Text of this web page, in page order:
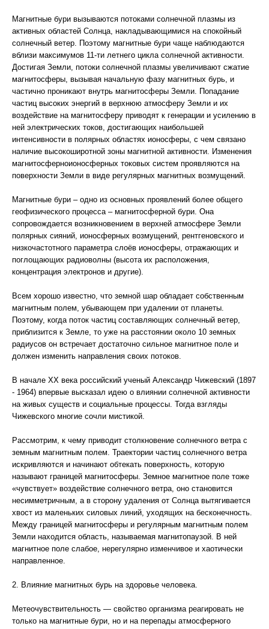
Магнитные бури вызываются потоками солнечной плазмы из
активных областей Солнца, накладывающимися на спокойный
солнечный ветер. Поэтому магнитные бури чаще наблюдаются
вблизи максимумов 11-ти летнего цикла солнечной активности.
Достигая Земли, потоки солнечной плазмы увеличивают сжатие
магнитосферы, вызывая начальную фазу магнитных бурь, и
частично проникают внутрь магнитосферы Земли. Попадание
частиц высоких энергий в верхнюю атмосферу Земли и их
воздействие на магнитосферу приводят к генерации и усилению в
ней электрических токов, достигающих наибольшей
интенсивности в полярных областях ионосферы, с чем связано
наличие высокоширотной зоны магнитной активности. Изменения
магнитосферноионосферных токовых систем проявляются на
поверхности Земли в виде регулярных магнитных возмущений.
Магнитные бури – одно из основных проявлений более общего
геофизического процесса – магнитосферной бури. Она
сопровождается возникновением в верхней атмосфере Земли
полярных сияний, ионосферных возмущений, рентгеновского и
низкочастотного параметра слоёв ионосферы, отражающих и
поглощающих радиоволны (высота их расположения,
концентрация электронов и другие).
Всем хорошо известно, что земной шар обладает собственным
магнитным полем, убывающем при удалении от планеты.
Поэтому, когда поток частиц составляющих солнечный ветер,
приблизится к Земле, то уже на расстоянии около 10 земных
радиусов он встречает достаточно сильное магнитное поле и
должен изменить направления своих потоков.
В начале XX века российский ученый Александр Чижевский (1897
- 1964) впервые высказал идею о влиянии солнечной активности
на живых существ и социальные процессы. Тогда взгляды
Чижевского многие сочли мистикой.
Рассмотрим, к чему приводит столкновение солнечного ветра с
земным магнитным полем. Траектории частиц солнечного ветра
искривляются и начинают обтекать поверхность, которую
называют границей магнитосферы. Земное магнитное поле тоже
«чувствует» воздействие солнечного ветра, оно становится
несимметричным, а в сторону удаления от Солнца вытягивается
хвост из маленьких силовых линий, уходящих на бесконечность.
Между границей магнитосферы и регулярным магнитным полем
Земли находится область, называемая магнитопаузой. В ней
магнитное поле слабое, нерегулярно изменчивое и хаотически
направленное.
2. Влияние магнитных бурь на здоровье человека.
Метеочувствительность — свойство организма реагировать не
только на магнитные бури, но и на перепады атмосферного